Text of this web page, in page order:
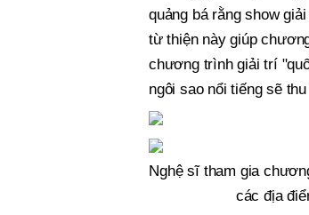
quảng bá rằng show
từ thiện này giúp
chương trình giải trí
ngôi sao nổi tiếng sẽ
Nghệ sĩ tham gia
các địa